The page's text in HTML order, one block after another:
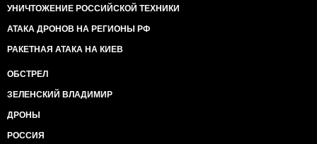
УНИЧТОЖЕНИЕ РОССИЙСКОЙ ТЕХНИКИ
АТАКА ДРОНОВ НА РЕГИОНЫ РФ
РАКЕТНАЯ АТАКА НА КИЕВ
ОБСТРЕЛ
ЗЕЛЕНСКИЙ ВЛАДИМИР
ДРОНЫ
РОССИЯ